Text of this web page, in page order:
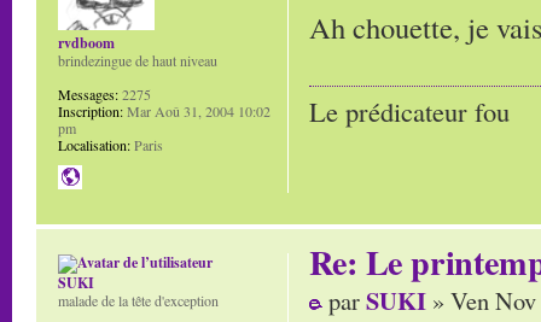
Ah chouette, je
Le prédicateur fou
rvdboom
brindezingue de haut niveau
Messages:2275
Inscription:Mar Aoû 31, 2004 10:02
pm
Localisation:Paris
Re: Le
parSUKI » Ven
SUKI
malade de la tête d'exception